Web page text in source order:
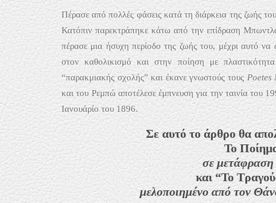
Πέρασε από πολλές φάσεις κατά τη διάρκεια της ζωής
Κατόπιν παρεκτράπηκε κάτω από την επίδραση
πέρασε μια ήσυχη περίοδο της ζωής του, μέχρι αυτό
στον καθολικισμό και στην ποίηση με
“παρακμιακής σχολής” και έκανε γνωστούς τους Poetes
και του Ρεμπώ αποτέλεσε έμπνευση για την ταινία
Ιανουάρίο του 1896.
Σε αυτό το άρθρο θα
Το
σε
και “Το
μελοποιημένο από τον